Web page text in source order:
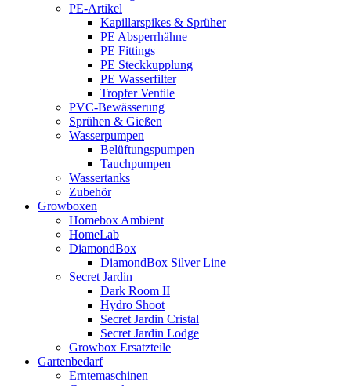
PE-Artikel
Kapillarspikes & Sprüher
PE Absperrhähne
PE Fittings
PE Steckkupplung
PE Wasserfilter
Tropfer Ventile
PVC-Bewässerung
Sprühen & Gießen
Wasserpumpen
Belüftungspumpen
Tauchpumpen
Wassertanks
Zubehör
Growboxen
Homebox Ambient
HomeLab
DiamondBox
DiamondBox Silver Line
Secret Jardin
Dark Room II
Hydro Shoot
Secret Jardin Cristal
Secret Jardin Lodge
Growbox Ersatzteile
Gartenbedarf
Erntemaschinen